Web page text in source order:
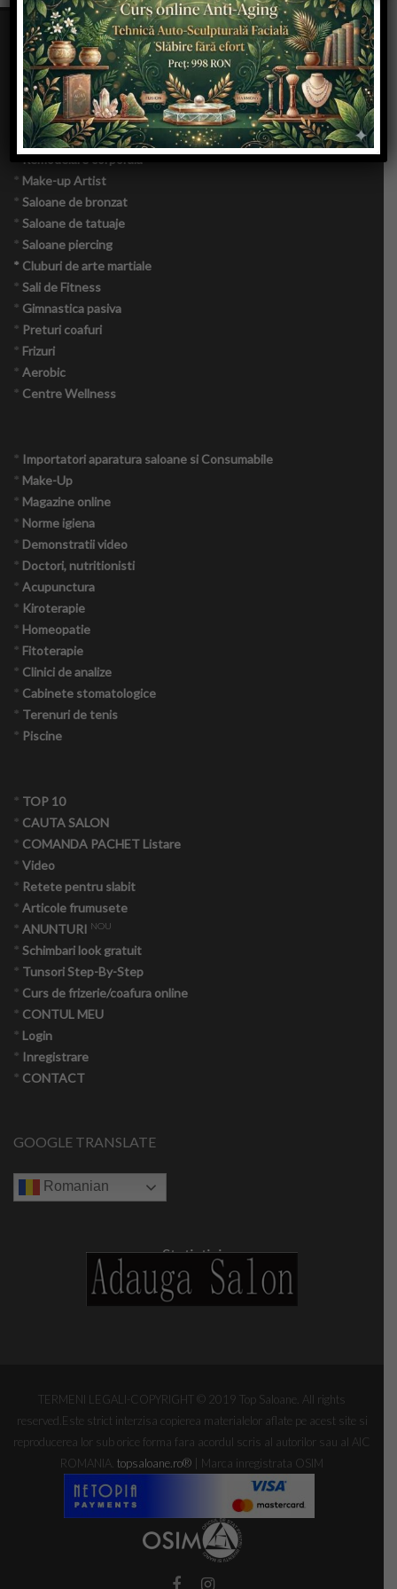
Copii
Culinar
Cuplu
Moda
Sanatate
Evenimente
Produse naturiste
Nutritie
Tabere detox
Psihologie crestin ortodoxa
Medicina alternativa
Navigatori pacienti oncologici
Top Saloane de Infrumusetare
Topul clinicilor de chirurgie estetica
SPA & DAY SPA
Saloane de manichiura
*Remodelare corporala
* Make-up Artist
* Saloane de bronzat
* Saloane de tatuaje
* Saloane piercing
* Cluburi de arte martiale
* Sali de Fitness
* Gimnastica pasiva
* Preturi coafuri
* Frizuri
* Aerobic
* Centre Wellness
* Importatori aparatura saloane si Consumabile
* Make-Up
* Magazine online
* Norme igiena
* Demonstratii video
* Doctori, nutritionisti
* Acupunctura
* Kiroterapie
* Homeopatie
* Fitoterapie
* Clinici de analize
* Cabinete stomatologice
* Terenuri de tenis
* Piscine
* TOP 10
* CAUTA SALON
* COMANDA PACHET Listare
* Video
* Retete pentru slabit
* Articole frumusete
* ANUNTURI NOU
* Schimbari look gratuit
* Tunsori Step-By-Step
* Curs de frizerie/coafura online
* CONTUL MEU
* Login
* Inregistrare
* CONTACT
GOOGLE TRANSLATE
Romanian
Statistici
TERMENI LEGALI-COPYRIGHT © 2019 Top Saloane. All rights
reserved.Este strict interzisa copierea materialelor aflate pe acest site si
reproducerea lor sub orice forma fara acordul scris al autorilor sau al AIC
ROMANIA. topsaloane.ro® | Marca inregistrata OSIM